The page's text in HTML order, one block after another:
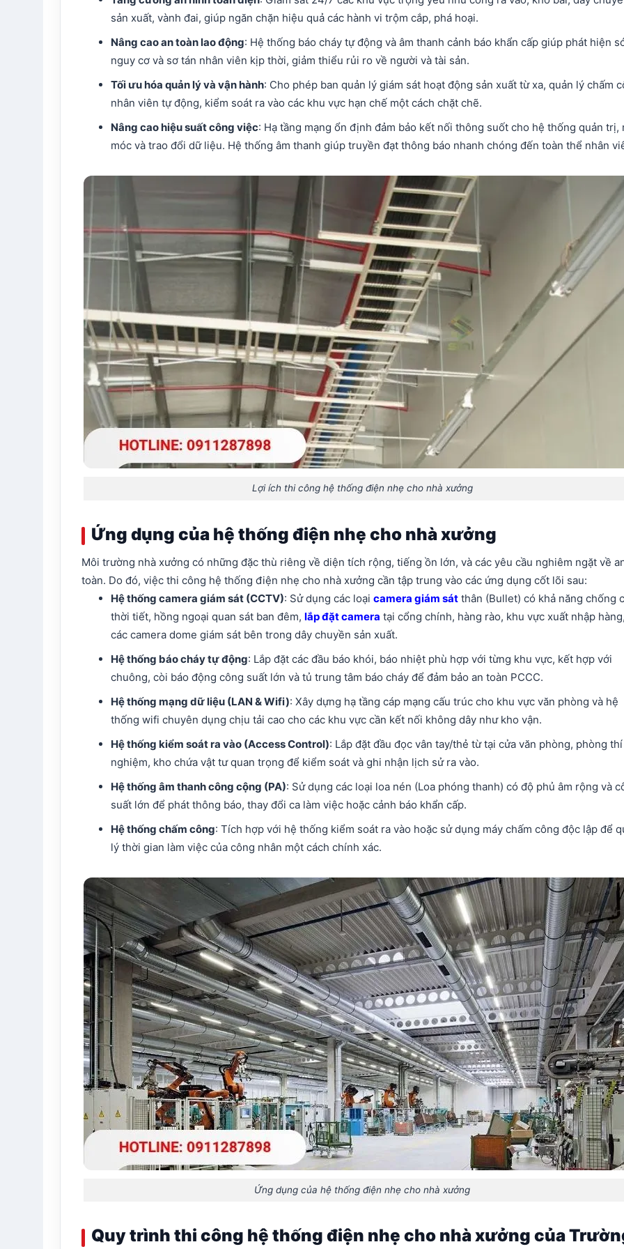
sản xuất, vành đai, giúp ngăn chặn hiệu quả các hành vi trộm cắp, phá hoại.
Nâng cao an toàn lao động: Hệ thống báo cháy tự động và âm thanh cảnh báo khẩn cấp giúp phát hiện
nguy cơ và sơ tán nhân viên kịp thời, giảm thiểu rủi ro về người và tài sản.
Tối ưu hóa quản lý và vận hành: Cho phép ban quản lý giám sát hoạt động sản xuất từ xa, quản lý chấm
nhân viên tự động, kiểm soát ra vào các khu vực hạn chế một cách chặt chẽ.
Nâng cao hiệu suất công việc: Hạ tầng mạng ổn định đảm bảo kết nối thông suốt cho hệ thống quản trị,
móc và trao đổi dữ liệu. Hệ thống âm thanh giúp truyền đạt thông báo nhanh chóng đến toàn thể nhân
Lợi ích thi công hệ thống điện nhẹ cho nhà xưởng
Ứng dụng của hệ thống điện nhẹ cho nhà xưởng
Môi trường nhà xưởng có những đặc thù riêng về diện tích rộng, tiếng ồn lớn, và các yêu cầu nghiêm ngặt về
toàn. Do đó, việc thi công hệ thống điện nhẹ cho nhà xưởng cần tập trung vào các ứng dụng cốt lõi sau:
Hệ thống camera giám sát (CCTV): Sử dụng các loại camera giám sátthân (Bullet) có khả năng chống
thời tiết, hồng ngoại quan sát ban đêm, lắp đặt camera tại cổng chính, hàng rào, khu vực xuất nhập
các camera dome giám sát bên trong dây chuyền sản xuất.
Hệ thống báo cháy tự động: Lắp đặt các đầu báo khói, báo nhiệt phù hợp với từng khu vực, kết hợp với
chuông, còi báo động công suất lớn và tủ trung tâm báo cháy để đảm bảo an toàn PCCC.
Hệ thống mạng dữ liệu (LAN & Wifi): Xây dựng hạ tầng cáp mạng cấu trúc cho khu vực văn phòng và hệ
thống wifi chuyên dụng chịu tải cao cho các khu vực cần kết nối không dây như kho vận.
Hệ thống kiểm soát ra vào (Access Control): Lắp đặt đầu đọc vân tay/thẻ từ tại cửa văn phòng, phòng thí
nghiệm, kho chứa vật tư quan trọng để kiểm soát và ghi nhận lịch sử ra vào.
Hệ thống âm thanh công cộng (PA): Sử dụng các loại loa nén (Loa phóng thanh) có độ phủ âm rộng và
suất lớn để phát thông báo, thay đổi ca làm việc hoặc cảnh báo khẩn cấp.
Hệ thống chấm công: Tích hợp với hệ thống kiểm soát ra vào hoặc sử dụng máy chấm công độc lập để
lý thời gian làm việc của công nhân một cách chính xác.
Ứng dụng của hệ thống điện nhẹ cho nhà xưởng
Quy trình thi công hệ thống điện nhẹ cho nhà xưởng của